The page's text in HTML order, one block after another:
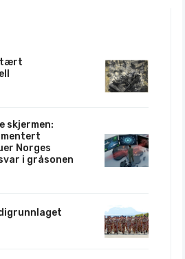
skjermen:
Norges
i gråsonen